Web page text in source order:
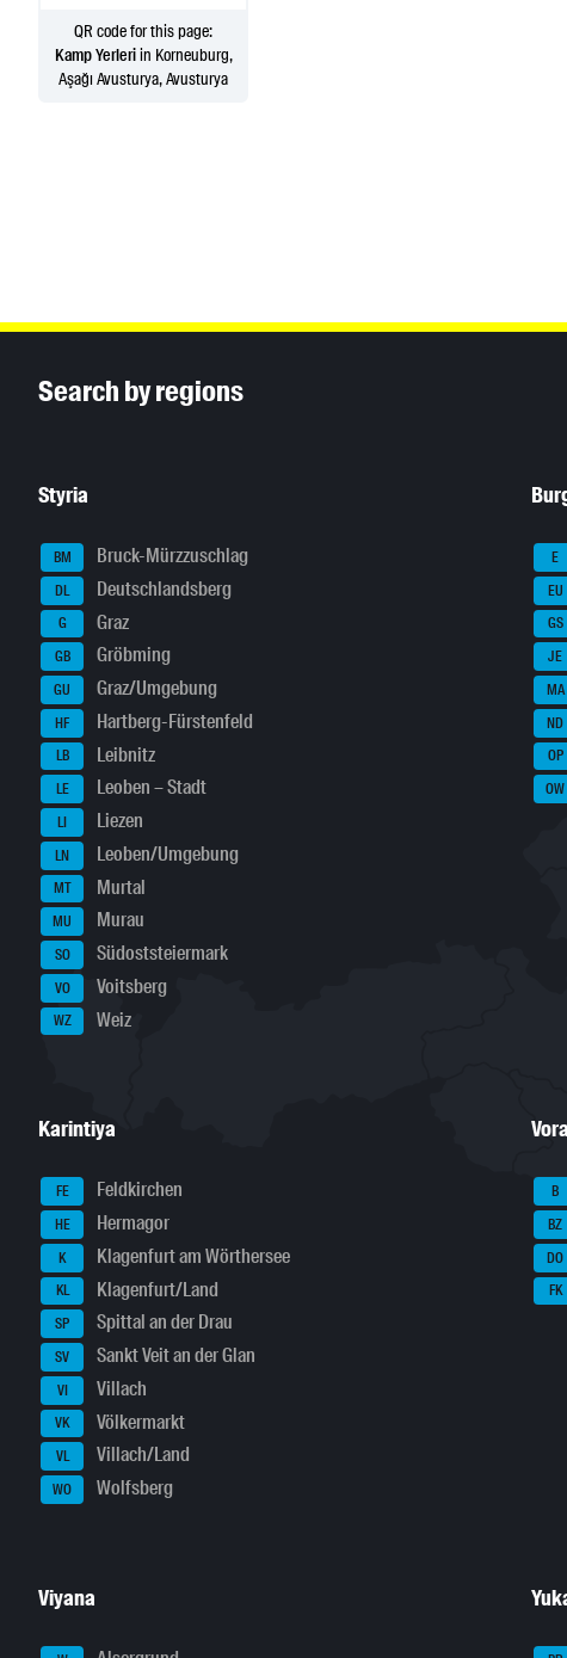
QR code for this page:
Kamp Yerleriin Korneuburg,
Aşağı Avusturya, Avusturya
Search by regions
Styria
BM Bruck-Mürzzuschlag
DL Deutschlandsberg
G Graz
GB Gröbming
GU Graz/Umgebung
HF Hartberg-Fürstenfeld
LB Leibnitz
LE Leoben – Stadt
LI Liezen
LN Leoben/Umgebung
MT Murtal
MU Murau
SO Südoststeiermark
VO Voitsberg
WZ Weiz
E
EU
GS
JE
MA
ND
OP
OW
Karintiya
FE Feldkirchen
HE Hermagor
K Klagenfurt am Wörthersee
KL Klagenfurt/Land
SP Spittal an der Drau
SV Sankt Veit an der Glan
VI Villach
VK Völkermarkt
VL Villach/Land
WO Wolfsberg
B
BZ
DO
FK
Viyana